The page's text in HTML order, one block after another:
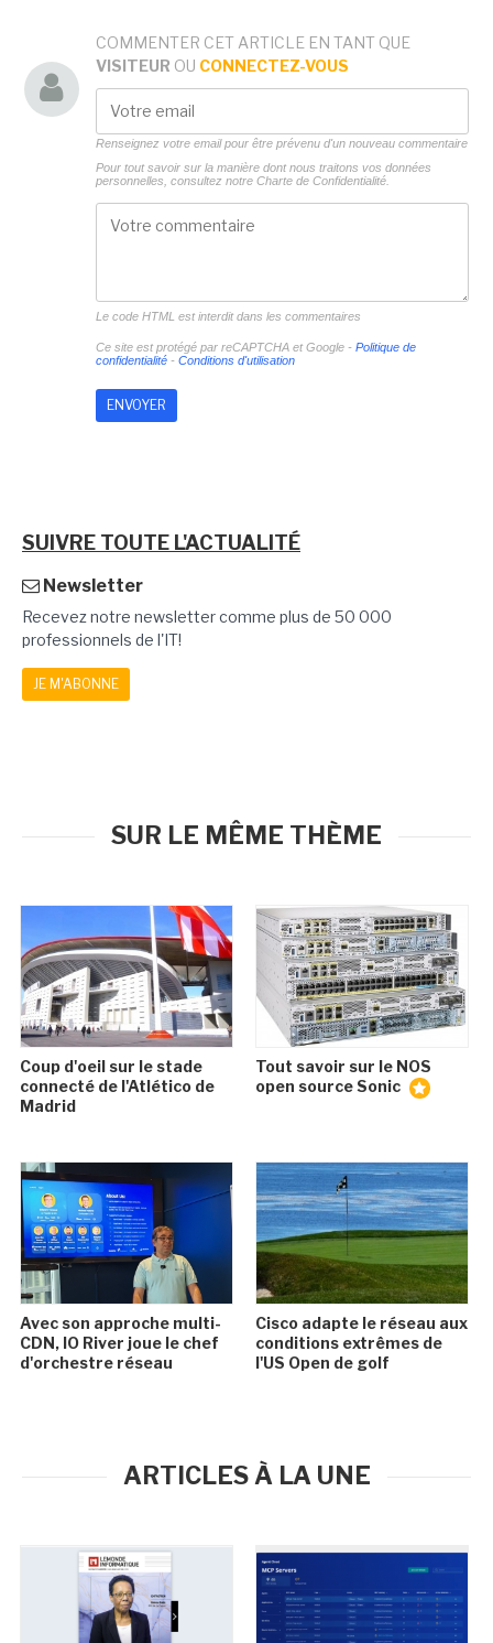
COMMENTER CET ARTICLE EN TANT QUE
VISITEUR OU CONNECTEZ-VOUS
Renseignez votre email pour être prévenu d'un nouveau commentaire
Pour tout savoir sur la manière dont nous traitons vos données
personnelles, consultez notre Charte de Confidentialité.
Le code HTML est interdit dans les commentaires
Ce site est protégé par reCAPTCHA et Google - Politique de
confidentialité- Conditions d'utilisation
SUIVRE TOUTE L'ACTUALITÉ
Newsletter
Recevez notre newsletter comme plus de 50 000
professionnels de l'IT!
JE M'ABONNE
SUR LE MÊME THÈME
Coup d'oeil sur le stade
connecté de l'Atlético de
Madrid
Tout savoir sur le NOS
open source Sonic
Avec son approche multi-
CDN, IO River joue le chef
d'orchestre réseau
Cisco adapte le réseau aux
conditions extrêmes de
l'US Open de golf
ARTICLES À LA UNE